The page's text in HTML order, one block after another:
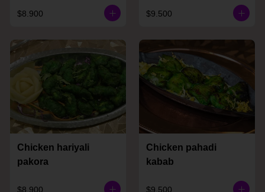
$8.900 $9.500
Chicken hariyali
pakora
$8.900
Chicken pahadi
kabab
$9.500